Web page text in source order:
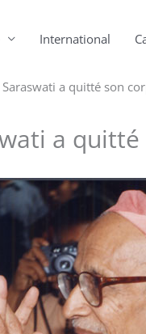
International
a quitté son
a